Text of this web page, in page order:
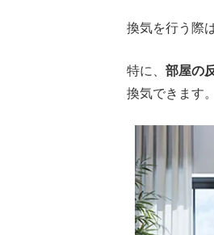
換気を行う際は
特に、 部屋の
換気できます。